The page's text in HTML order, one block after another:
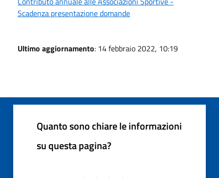
Scadenza presentazione domande
Ultimo aggiornamento: 14 febbraio 2022, 10:19
Quanto sono chiare le informazioni
su questa pagina?